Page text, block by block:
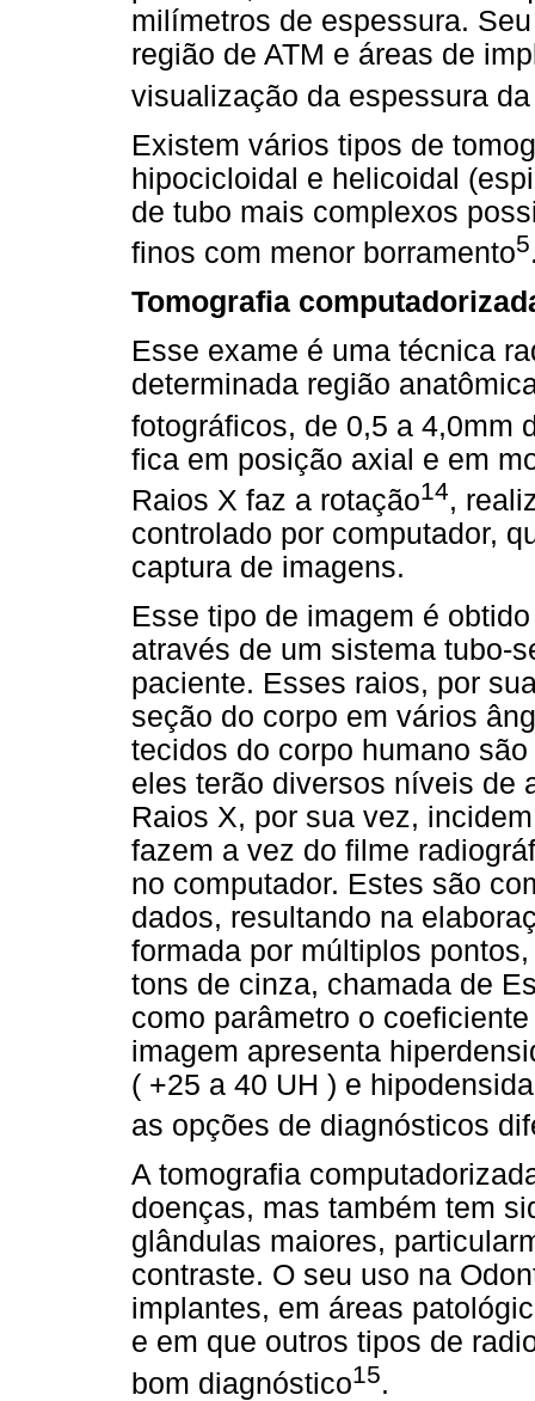
milímetros de espessura.
região de ATM e áreas de
visualização da espessura
Existem vários tipos de
hipocicloidal e helicoidal
de tubo mais complexos
finos com menor borramento5
Tomografia
Esse exame é uma técnica
determinada região
fotográficos, de 0,5 a 4,0mm
fica em posição axial e em
Raios X faz a rotação14,
controlado por computador,
captura de imagens.
Esse tipo de imagem é
através de um sistema tubo-
paciente. Esses raios, por
seção do corpo em vários
tecidos do corpo humano
eles terão diversos níveis de
Raios X, por sua vez,
fazem a vez do filme
no computador. Estes são
dados, resultando na
formada por múltiplos
tons de cinza, chamada de
como parâmetro o
imagem apresenta
( +25 a 40 UH ) e
as opções de diagnósticos
A tomografia
doenças, mas também tem
glândulas maiores,
contraste. O seu uso na
implantes, em áreas
e em que outros tipos de
bom diagnóstico15.